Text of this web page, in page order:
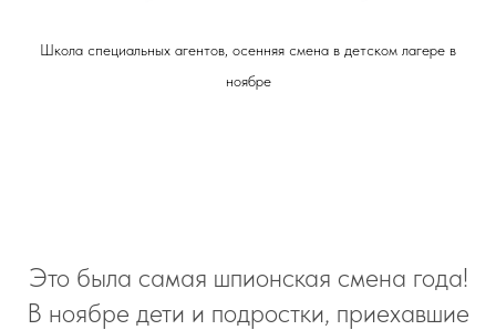
Школа специальных агентов, осенняя смена в детском лагере в
ноябре
Это была самая шпионская смена года!
В ноябре дети и подростки, приехавшие